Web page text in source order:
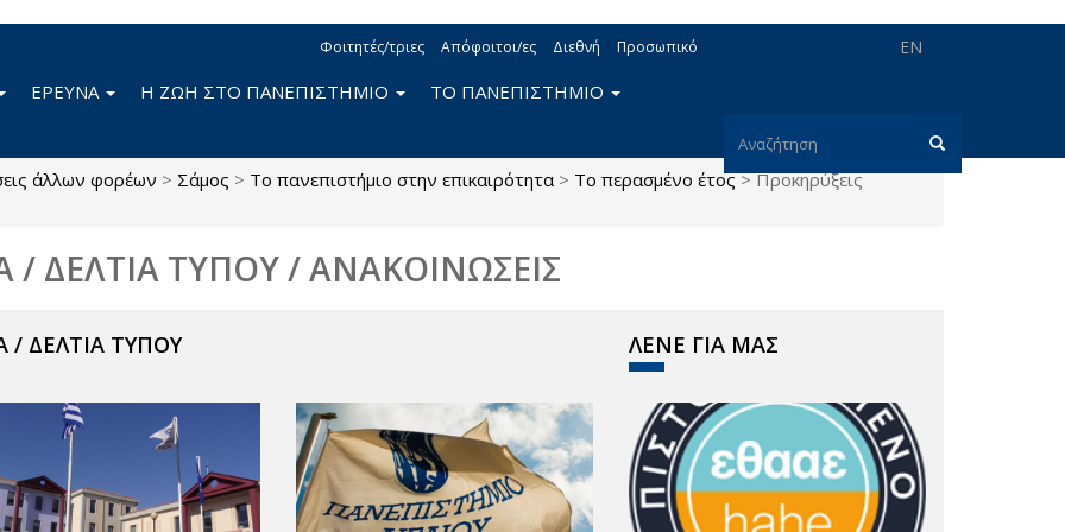
EN
Φοιτητές/τριες Απόφοιτοι/ες Διεθνή Προσωπικό
Φόρμα
αναζήτησης
Αναζήτηση
ΕΡΕΥΝΑ Η ΖΩΗ ΣΤΟ ΠΑΝΕΠΙΣΤΗΜΙΟ ΤΟ ΠΑΝΕΠΙΣΤΗΜΙΟ
άλλων φορέων > Σάμος > Το πανεπιστήμιο στην επικαιρότητα > Το περασμένο έτος > Προκηρύξεις
/ ΔΕΛΤΙΑ ΤΥΠΟΥ / ΑΝΑΚΟΙΝΩΣΕΙΣ
/ ΔΕΛΤΙΑ ΤΥΠΟΥ ΛΕΝΕ ΓΙΑ ΜΑΣ